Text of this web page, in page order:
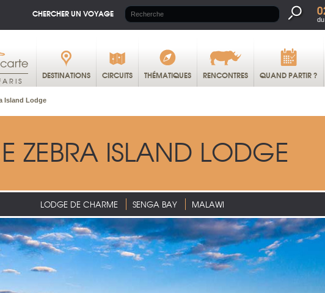
CHERCHER UN VOYAGE
DESTINATIONS CIRCUITS THÉMATIQUES RENCONTRES QUAND PARTIR ?
Island Lodge
ZEBRA ISLAND LODGE
LODGE DE CHARME SENGA BAY MALAWI